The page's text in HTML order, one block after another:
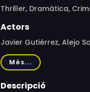
Thriller, Dramàtica,
Actors
Javier Gutiérrez, Alejo
Lucía Caraballo, Alan
Més...
Descripció